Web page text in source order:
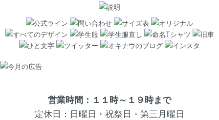
営業時間：１１時～１９時まで
定休日：日曜日・祝祭日・第三月曜日